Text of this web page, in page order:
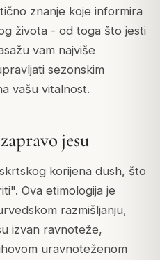
znanje koje informira
života - od toga što jesti
vam najviše
sezonskim
vašu vitalnost.
jesu
korijena dush, što
Ova etimologija je
razmišljanju,
izvan ravnoteže,
uravnoteženom